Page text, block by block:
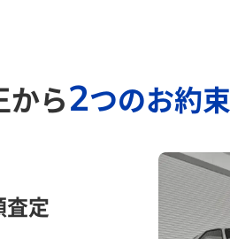
から2つのお約束
査定